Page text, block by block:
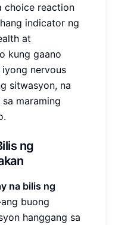
choice reaction
indicator ng
at
kung gaano
nervous
sitwasyon, na
maraming
ng
na bilis ng
buong
hanggang sa